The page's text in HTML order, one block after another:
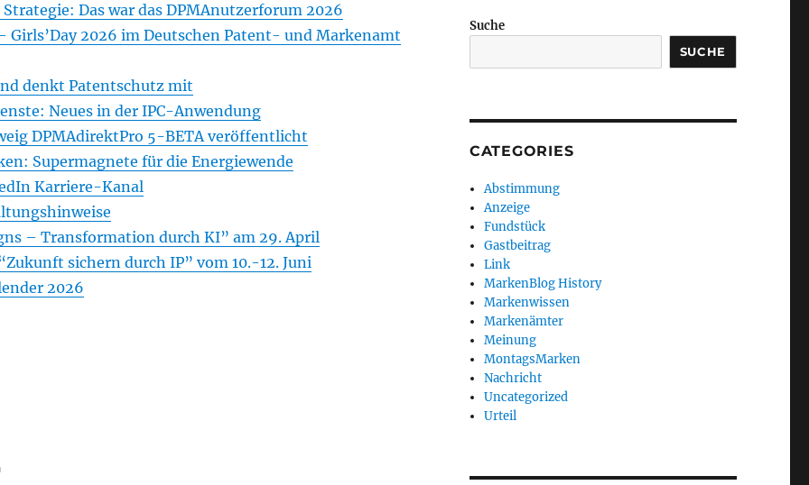
Das war das DPMAnutzerforum 2026
Girls’Day 2026 im Deutschen Patent- und Markenamt
denkt Patentschutz mit
Neues in der IPC-Anwendung
DPMAdirektPro 5-BETA veröffentlicht
Supermagnete für die Energiewende
Karriere-Kanal
– Transformation durch KI” am 29. April
sichern durch IP” vom 10.-12. Juni
2026
Suche
SUCHE
CATEGORIES
Abstimmung
Anzeige
Fundstück
Gastbeitrag
Link
MarkenBlog History
Markenwissen
Markenämter
Meinung
MontagsMarken
Nachricht
Uncategorized
Urteil